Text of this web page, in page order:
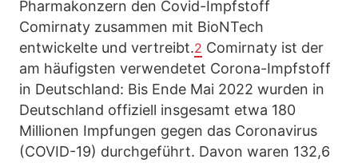
Pharmakonzern den Covid-Impfstoff
Comirnaty zusammen mit BioNTech
entwickelte und vertreibt.2 Comirnaty ist der
am häufigsten verwendetet Corona-Impfstoff
in Deutschland: Bis Ende Mai 2022 wurden in
Deutschland offiziell insgesamt etwa 180
Millionen Impfungen gegen das Coronavirus
(COVID-19) durchgeführt. Davon waren 132,6